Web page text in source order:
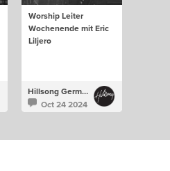
Worship Leiter
Wochenende mit Eric
Liljero
Hillsong Germany
Oct 24 2024